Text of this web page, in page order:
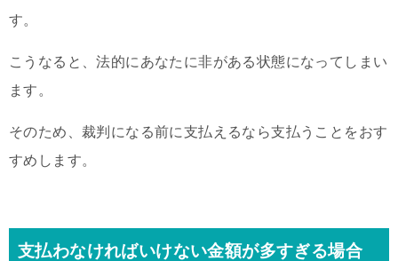
す。
こうなると、法的にあなたに非がある状態になってしまい
ます。
そのため、裁判になる前に支払えるなら支払うことをおす
すめします。
支払わなければいけない金額が多すぎる場合